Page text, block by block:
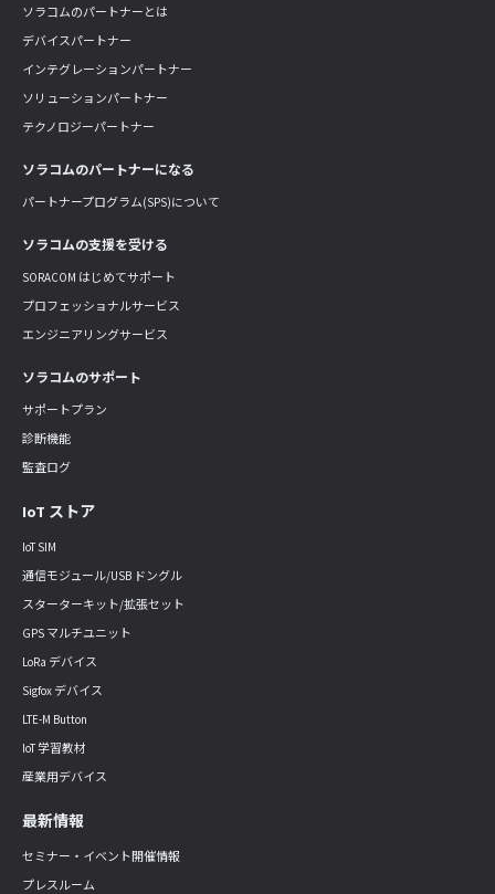
ソラコムのパートナーとは
デバイスパートナー
インテグレーションパートナー
ソリューションパートナー
テクノロジーパートナー
ソラコムのパートナーになる
パートナープログラム(SPS)について
ソラコムの支援を受ける
SORACOM はじめてサポート
プロフェッショナルサービス
エンジニアリングサービス
ソラコムのサポート
サポートプラン
診断機能
監査ログ
IoT ストア
IoT SIM
通信モジュール/USB ドングル
スターターキット/拡張セット
GPS マルチユニット
LoRa デバイス
Sigfox デバイス
LTE-M Button
IoT 学習教材
産業用デバイス
最新情報
セミナー・イベント開催情報
プレスルーム